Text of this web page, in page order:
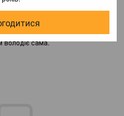
визначили її як пообідню
їй складуть молодий
чи сухе кріплене вино –
гострого та яскраво
володіє сама.